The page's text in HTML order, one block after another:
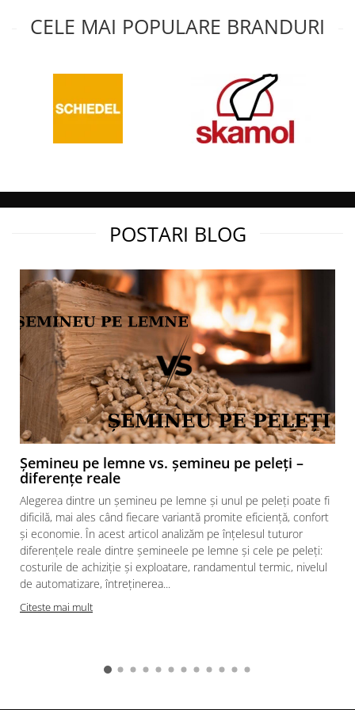
Lungime lemn:
500 mm
300 C
Greutate:
Culoare:
Garantie:
5 ani
Materiale:
200 de minim 8mm grosime
- Otel refractar de inalta calitate cu
o compozitie ridicata de carbon
pentru o rezistenta ridicata la
temperaturi inalte
- sticla ceramica speciala care
rezista fara probleme la
temperaturi foarte ridicate
Norma:
Eco Design
Extrase:
- Cenusar pentru o curatare facila.
- Picioare reglabile pentru ajustare,
pozitionare si fixare optima.
- Deflector pentru extinderea
traseului fumului si imbunatatirea
schimbului termic
- optional focarul poate fi racordat
Utilizare:
verticala, prin glisarea usii, oferind
CELE MAI POPULARE BRANDURI
POSTARI BLOG
Șemineu pe lemne vs. șemineu pe peleți –
diferențe reale
Alegerea dintre un șemineu pe lemne și unul pe peleți poate fi
dificilă, mai ales când fiecare variantă promite eficiență, confort
și economie. În acest articol analizăm pe înțelesul tuturor
diferențele reale dintre șemineele pe lemne și cele pe peleți:
costurile de achiziție și exploatare, randamentul termic, nivelul
de automatizare, întreținerea...
Citeste mai mult